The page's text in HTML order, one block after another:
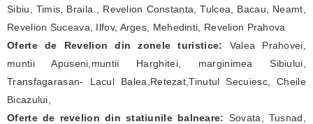
Sibiu, Timis, Braila , Revelion Constanta, Tulcea, Bacau, Neamt,
Revelion Suceava, Ilfov, Arges, Mehedinti, Revelion Prahova
Oferte de Revelion din zonele turistice: Valea Prahovei,
muntii Apuseni,muntii Harghitei, marginimea Sibiului,
Transfagarasan- Lacul Balea,Retezat,Tinutul Secuiesc, Cheile
Bicazului,
Oferte de revelion din statiunile balneare: Sovata, Tusnad,